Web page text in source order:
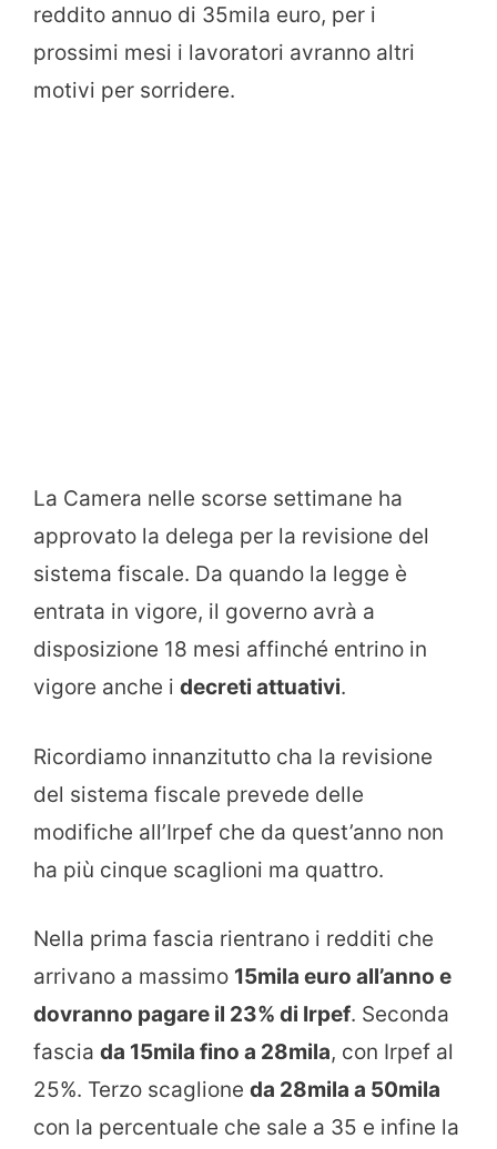
reddito annuo di 35mila euro, per i
prossimi mesi i lavoratori avranno altri
motivi per sorridere.
La Camera nelle scorse settimane ha
approvato la delega per la revisione del
sistema fiscale. Da quando la legge è
entrata in vigore, il governo avrà a
disposizione 18 mesi affinché entrino in
vigore anche i decreti attuativi.
Ricordiamo innanzitutto cha la revisione
del sistema fiscale prevede delle
modifiche all’Irpef che da quest’anno non
ha più cinque scaglioni ma quattro.
Nella prima fascia rientrano i redditi che
arrivano a massimo 15mila euro all’anno e
dovranno pagare il 23% di Irpef. Seconda
fascia da 15mila fino a 28mila, con Irpef al
25%. Terzo scaglione da 28mila a 50mila
con la percentuale che sale a 35 e infine la